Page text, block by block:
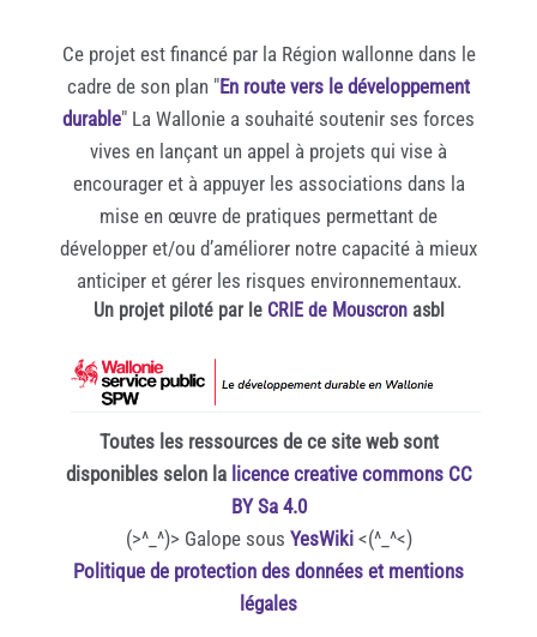
Ce projet est financé par la Région wallonne dans le
cadre de son plan "En route vers le développement
durable" La Wallonie a souhaité soutenir ses forces
vives en lançant un appel à projets qui vise à
encourager et à appuyer les associations dans la
mise en œuvre de pratiques permettant de
développer et/ou d’améliorer notre capacité à mieux
anticiper et gérer les risques environnementaux.
Un projet piloté par le CRIE de Mouscronasbl
Toutes les ressources de ce site web sont
disponibles selon la licence creative commons CC
BY Sa 4.0
(>^_^)> Galope sous YesWiki<(^_^<)
Politique de protection des données et mentions
légales